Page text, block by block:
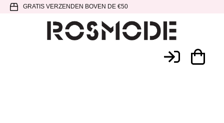
Spring
hoofdnavigatie
Door
SpringGRATIS VERZENDEN BOVEN DE €50